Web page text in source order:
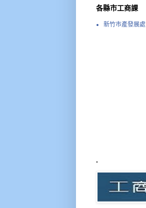
各縣市工商課
新竹市產發展處
.